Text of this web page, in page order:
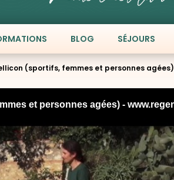
BLOG SÉJOURS
(sportifs, femmes et personnes agées)